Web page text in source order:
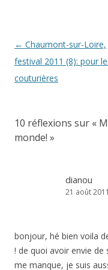
Navigation
des
articles
← Chaumont-sur-Loire,
festival 2011 (8): pour
couturières
10 réflexions sur «
monde! »
dianou
21 août
bonjour, hé bien voila
! de quoi avoir envie
me manque, je suis